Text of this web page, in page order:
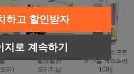
리)
태비토퍼
일묘일닭
오리지날
짐펫 몰트소프트
헤어볼 엑스트라
100g
하고 할인받자
지로 계속하기